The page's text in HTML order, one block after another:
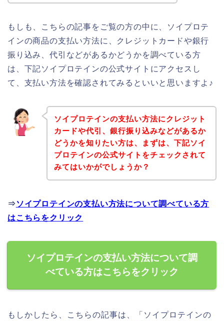
もしも、こちらの記事をご覧の方の中に、ソイプロテ
インの商品の支払い方法に、クレジットカードや銀行
振り込み、代引などがあるかどうかを調べている方
は、下記ソイプロテインの公式サイトにアクセスし
て、支払い方法を確認されてみるといいと思いますよ♪
ソイプロテインの支払い方法にクレジット
カードや代引、銀行振り込みなどがあるか
どうかを知りたい方は、まずは、下記ソイ
プロテインの公式サイトをチェックされて
みてはいかがでしょうか？
⇒ ソイプロテインの支払い方法について調べている方
はこちらをクリック
ソイプロテインの支払い方法について調
べている方はこちらをクリック
もしかしたら、こちらの記事は、「ソイプロテインの